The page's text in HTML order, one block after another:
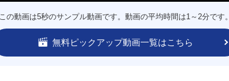
この動画は5秒のサンプル動画です。動画の平均時間は1～2分です。
無料ピックアップ動画一覧はこちら